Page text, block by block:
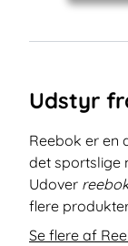
Udstyr
Reebok er en
det sportslige
Udover
flere
Se flere af